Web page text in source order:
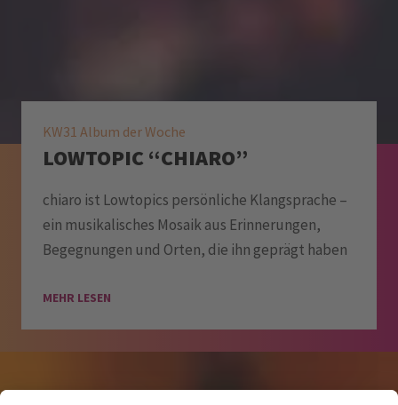
KW31 Album der Woche
LOWTOPIC “CHIARO”
chiaro ist Lowtopics persönliche Klangsprache –
ein musikalisches Mosaik aus Erinnerungen,
Begegnungen und Orten, die ihn geprägt haben
MEHR LESEN